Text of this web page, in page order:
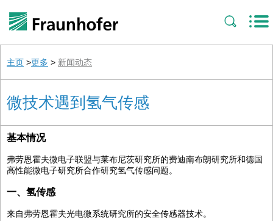
主页 >更多 > 新闻动态
微技术遇到氢气传感
基本情况
弗劳恩霍夫微电子联盟与莱布尼茨研究所的费迪南布朗研究所和德国
高性能微电子研究所合作研究氢气传感问题。
一、氢传感
来自弗劳恩霍夫光电微系统研究所的安全传感器技术。